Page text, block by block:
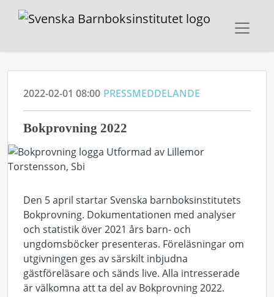
2022-02-01 08:00 PRESSMEDDELANDE
Bokprovning 2022
Den 5 april startar Svenska barnboksinstitutets
Bokprovning. Dokumentationen med analyser
och statistik över 2021 års barn- och
ungdomsböcker presenteras. Föreläsningar om
utgivningen ges av särskilt inbjudna
gästföreläsare och sänds live. Alla intresserade
är välkomna att ta del av Bokprovning 2022.